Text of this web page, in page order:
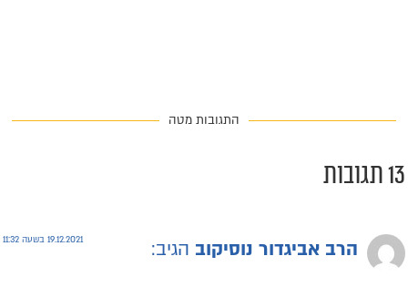
התגובות מטה
הרב אביגדור נוסיקוב הגיב: 19.12.2021 בשעה 11:32